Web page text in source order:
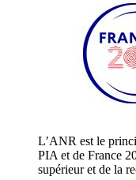
L’ANR est le
PIA et de France
supérieur et de la